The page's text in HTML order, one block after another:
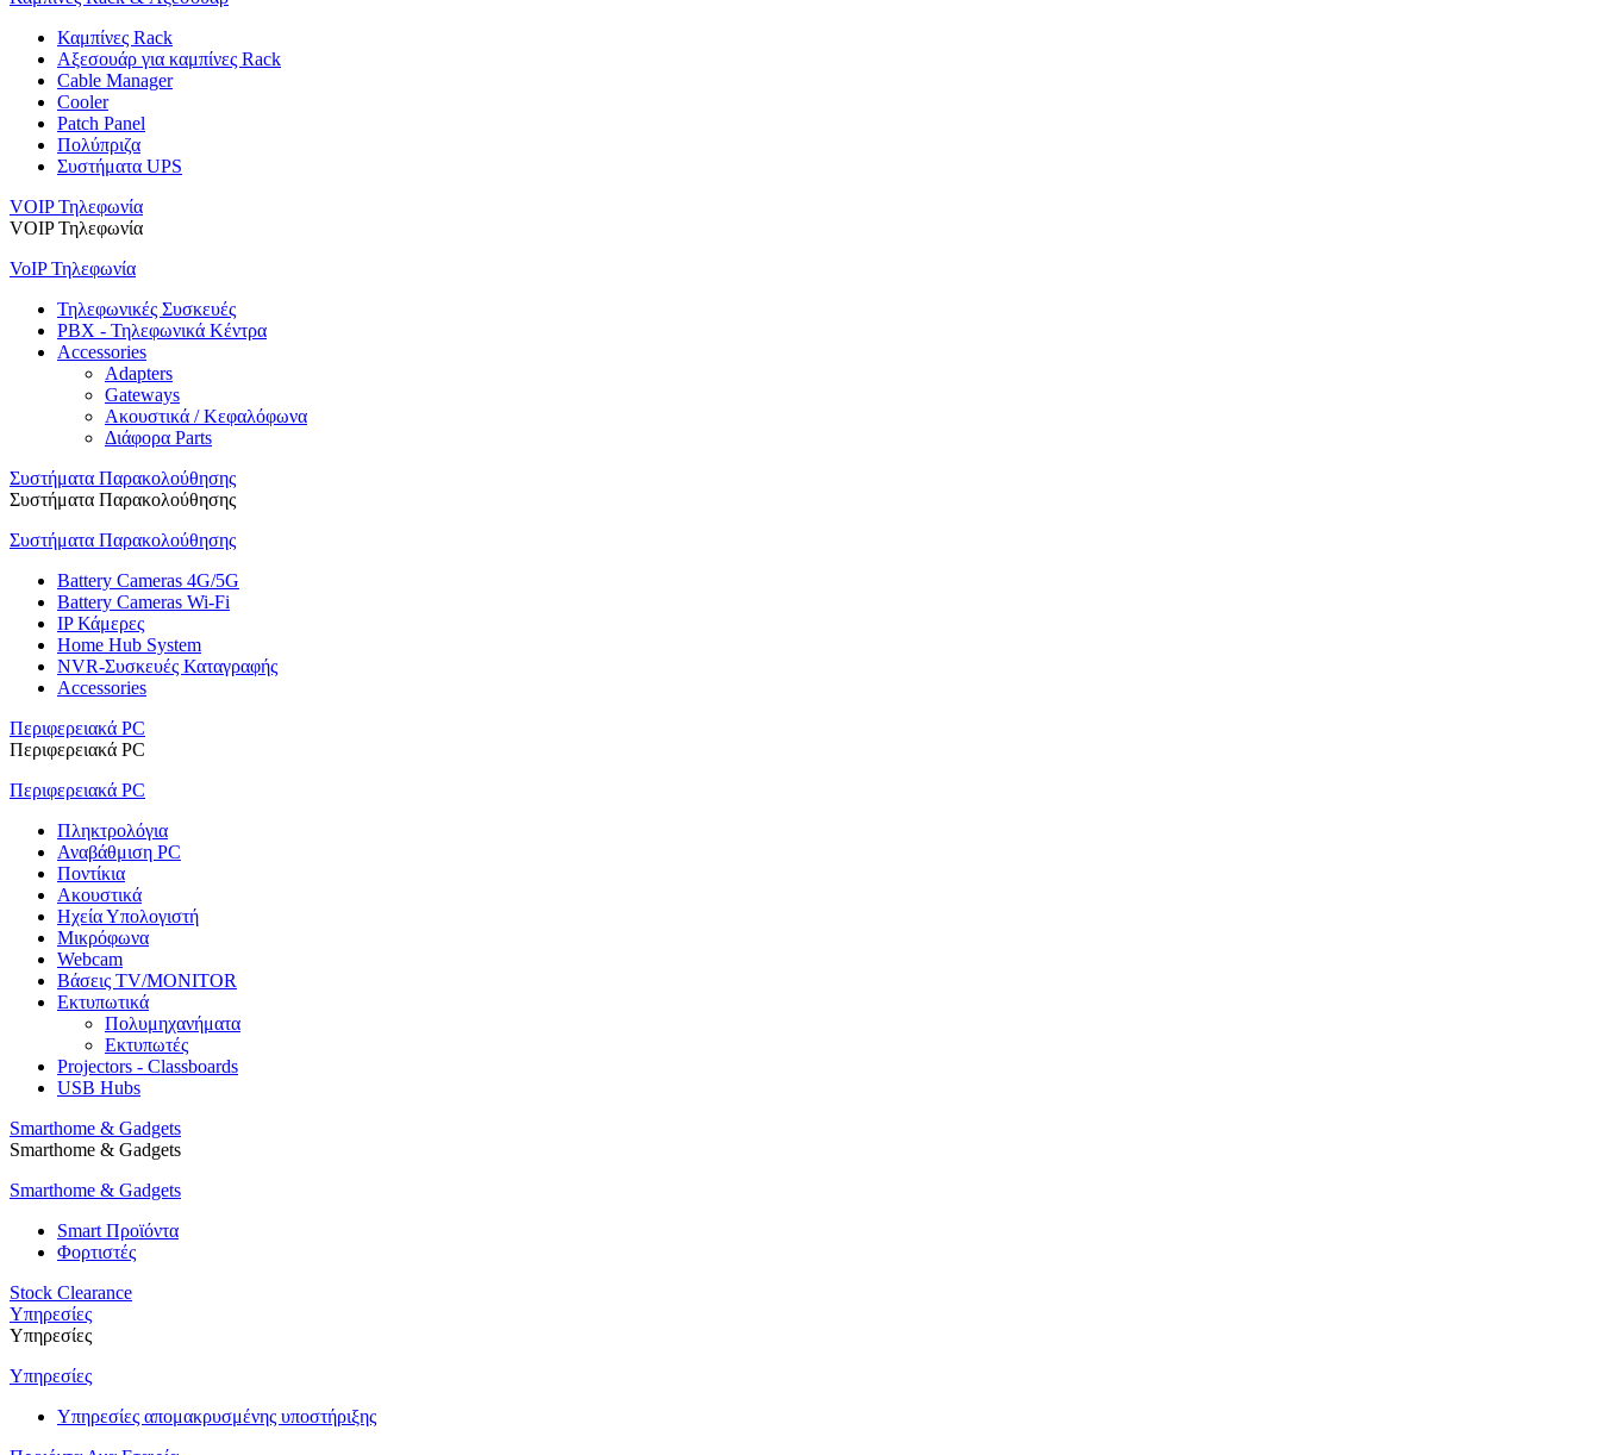
Καμπίνες Rack
Αξεσουάρ για καμπίνες Rack
Cable Manager
Cooler
Patch Panel
Πολύπριζα
Συστήματα UPS
VOIP Τηλεφωνία
VOIP Τηλεφωνία
VoIP Τηλεφωνία
Τηλεφωνικές Συσκευές
PBX - Τηλεφωνικά Κέντρα
Accessories
Adapters
Gateways
Ακουστικά / Κεφαλόφωνα
Διάφορα Parts
Συστήματα Παρακολούθησης
Συστήματα Παρακολούθησης
Συστήματα Παρακολούθησης
Battery Cameras 4G/5G
Battery Cameras Wi-Fi
IP Κάμερες
Home Hub System
NVR-Συσκευές Καταγραφής
Accessories
Περιφερειακά PC
Περιφερειακά PC
Περιφερειακά PC
Πληκτρολόγια
Αναβάθμιση PC
Ποντίκια
Ακουστικά
Ηχεία Υπολογιστή
Μικρόφωνα
Webcam
Βάσεις TV/MONITOR
Εκτυπωτικά
Πολυμηχανήματα
Εκτυπωτές
Projectors - Classboards
USB Hubs
Smarthome & Gadgets
Smarthome & Gadgets
Smarthome & Gadgets
Smart Προϊόντα
Φορτιστές
Stock Clearance
Υπηρεσίες
Υπηρεσίες
Υπηρεσίες
Υπηρεσίες απομακρυσμένης υποστήριξης